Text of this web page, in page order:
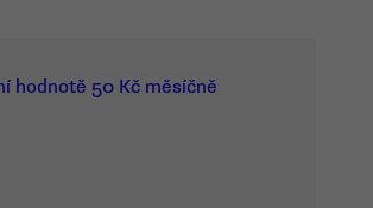
hodnotě 50 Kč měsíčně